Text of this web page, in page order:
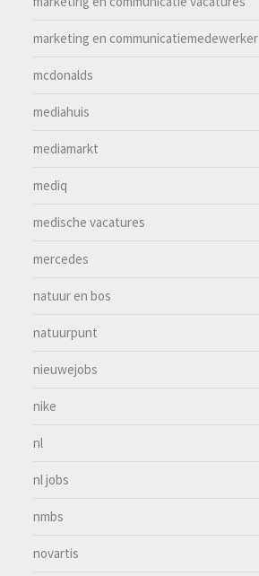
marketing en communicatiemedewerker
mcdonalds
mediahuis
mediamarkt
mediq
medische vacatures
mercedes
natuur en bos
natuurpunt
nieuwejobs
nike
nl
nl jobs
nmbs
novartis